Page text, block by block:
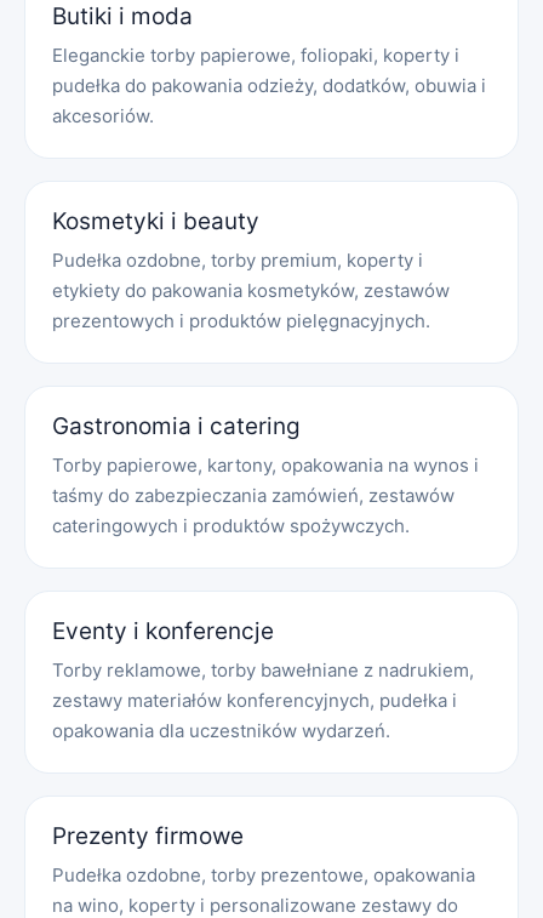
Butiki i moda
Eleganckie torby papierowe, foliopaki, koperty i
pudełka do pakowania odzieży, dodatków, obuwia i
akcesoriów.
Kosmetyki i beauty
Pudełka ozdobne, torby premium, koperty i
etykiety do pakowania kosmetyków, zestawów
prezentowych i produktów pielęgnacyjnych.
Gastronomia i catering
Torby papierowe, kartony, opakowania na wynos i
taśmy do zabezpieczania zamówień, zestawów
cateringowych i produktów spożywczych.
Eventy i konferencje
Torby reklamowe, torby bawełniane z nadrukiem,
zestawy materiałów konferencyjnych, pudełka i
opakowania dla uczestników wydarzeń.
Prezenty firmowe
Pudełka ozdobne, torby prezentowe, opakowania
na wino, koperty i personalizowane zestawy do